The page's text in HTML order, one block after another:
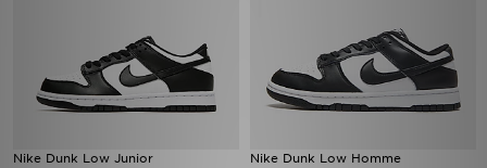
Nike Dunk Low Junior Nike Dunk Low Homme